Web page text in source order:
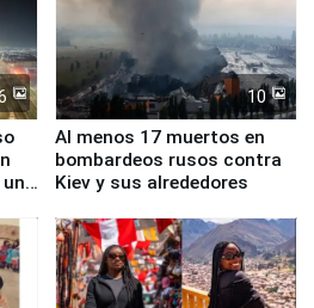
10
Al menos 17 muertos en
bombardeos rusos contra
Kiev y sus alrededores